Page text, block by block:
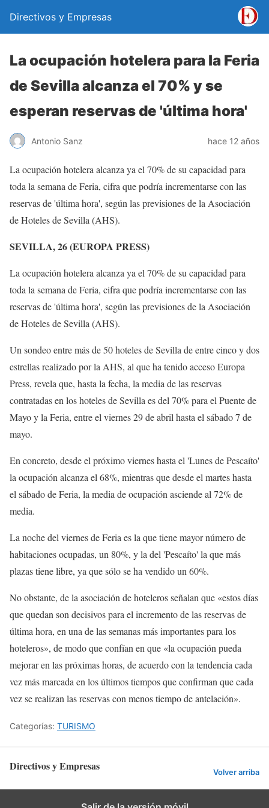
Directivos y Empresas
La ocupación hotelera para la Feria
de Sevilla alcanza el 70% y se
esperan reservas de 'última hora'
Antonio Sanz hace 12 años
La ocupación hotelera alcanza ya el 70% de su capacidad para
toda la semana de Feria, cifra que podría incrementarse con las
reservas de 'última hora', según las previsiones de la Asociación
de Hoteles de Sevilla (AHS).
SEVILLA, 26 (EUROPA PRESS)
La ocupación hotelera alcanza ya el 70% de su capacidad para
toda la semana de Feria, cifra que podría incrementarse con las
reservas de 'última hora', según las previsiones de la Asociación
de Hoteles de Sevilla (AHS).
Un sondeo entre más de 50 hoteles de Sevilla de entre cinco y dos
estrellas realizado por la AHS, al que ha tenido acceso Europa
Press, revela que, hasta la fecha, la media de las reservas
contratadas en los hoteles de Sevilla es del 70% para el Puente de
Mayo y la Feria, entre el viernes 29 de abril hasta el sábado 7 de
mayo.
En concreto, desde el próximo viernes hasta el 'Lunes de Pescaíto'
la ocupación alcanza el 68%, mientras que desde el martes hasta
el sábado de Feria, la media de ocupación asciende al 72% de
media.
La noche del viernes de Feria es la que tiene mayor número de
habitaciones ocupadas, un 80%, y la del 'Pescaíto' la que más
plazas tiene libre, ya que sólo se ha vendido un 60%.
No obstante, de la asociación de hoteleros señalan que «estos días
que quedan son decisivos para el incremento de las reservas de
última hora, en una de las semanas más importantes para los
hoteleros», de modo que confían en que «la ocupación pueda
mejorar en las próximas horas, de acuerdo con la tendencia cada
vez más marcada en los últimos tiempos que confirman que cada
vez se realizan las reservas con menos tiempo de antelación».
Categorías: TURISMO
Directivos y Empresas Volver arriba